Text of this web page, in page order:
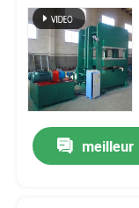
Contrôle de
Contactez-nous
Nouvellesmeilleur